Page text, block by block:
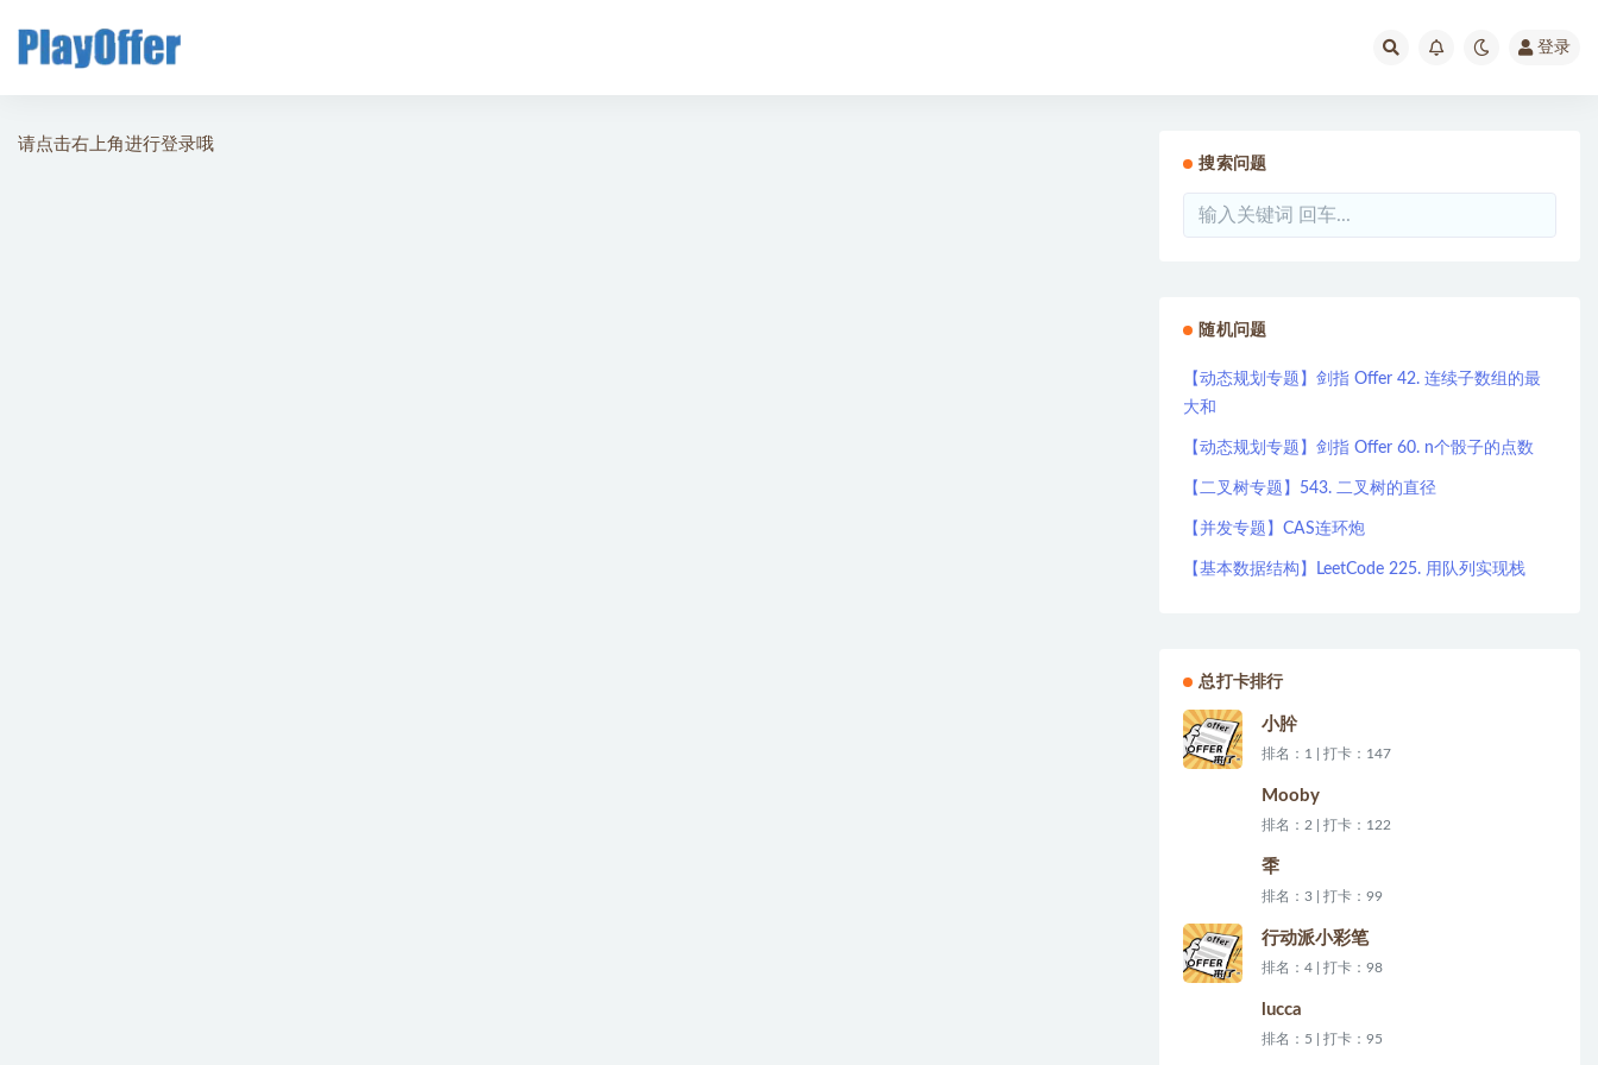
登录
请点击右上角进行登录哦
搜索问题
随机问题
【动态规划专题】剑指 Offer 42. 连续子数组的最
大和
【动态规划专题】剑指 Offer 60. n个骰子的点数
【二叉树专题】543. 二叉树的直径
【并发专题】CAS连环炮
【基本数据结构】LeetCode 225. 用队列实现栈
总打卡排行
小肸
排名：1 | 打卡：147
Mooby
排名：2 | 打卡：122
秊
排名：3 | 打卡：99
行动派小彩笔
排名：4 | 打卡：98
lucca
排名：5 | 打卡：95